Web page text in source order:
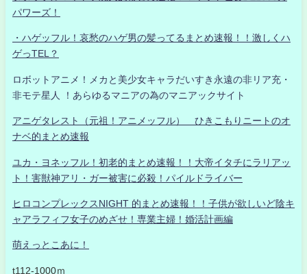
パワーズ！
・ハゲッフル！哀愁のハゲ男の髪ってるまとめ速報！！激しくハ
ゲっTEL？
ロボットアニメ！メカと美少女キャラだいすき永遠の非リア充・
非モテ星人 ！あらゆるマニアの為のマニアックサイト
アニゲタレスト（元祖！アニメッフル） ひきこもりニートのオ
ナベ的まとめ速報
ユカ・ヨネッフル！初老的まとめ速報！！大帝イタチにラリアッ
ト！害獣神アリ・ガー被害に必殺！パイルドライバー
ヒロコンプレックスNIGHT 的まとめ速報！！子供が欲しいど陰キ
ャアラフィフ女子のめざせ！専業主婦！婚活計画編
萌えっとこあに！
t112-1000ｍ